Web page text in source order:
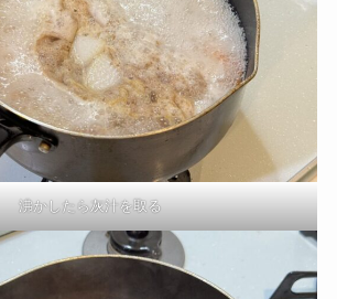
沸かしたら灰汁を取る